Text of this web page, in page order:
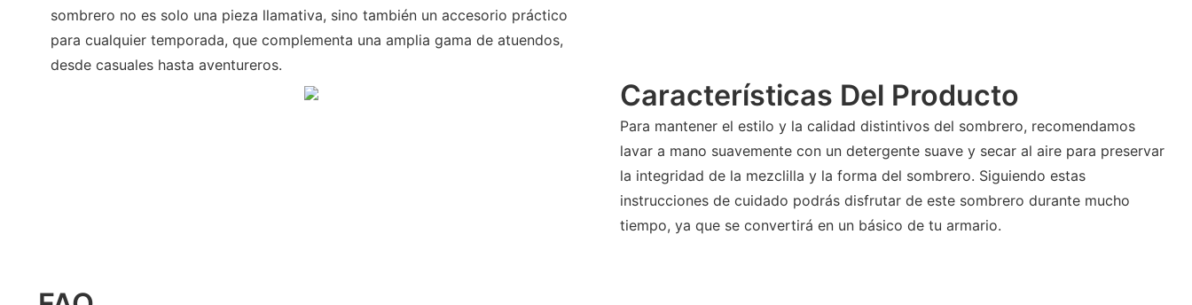
sombrero no es solo una pieza llamativa, sino también un accesorio práctico
para cualquier temporada, que complementa una amplia gama de atuendos,
desde casuales hasta aventureros.
Características Del Producto
Para mantener el estilo y la calidad distintivos del sombrero, recomendamos
lavar a mano suavemente con un detergente suave y secar al aire para preservar
la integridad de la mezclilla y la forma del sombrero. Siguiendo estas
instrucciones de cuidado podrás disfrutar de este sombrero durante mucho
tiempo, ya que se convertirá en un básico de tu armario.